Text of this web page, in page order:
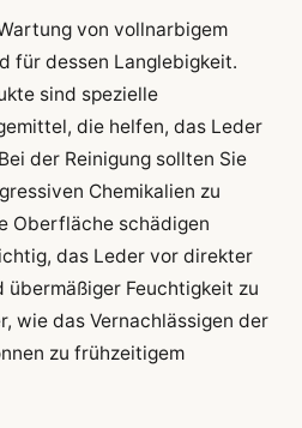
von vollnarbigem
für dessen Langlebigkeit.
sind spezielle
die helfen, das Leder
der Reinigung sollten Sie
Chemikalien zu
Oberfläche schädigen
das Leder vor direkter
übermäßiger Feuchtigkeit zu
wie das Vernachlässigen der
zu frühzeitigem